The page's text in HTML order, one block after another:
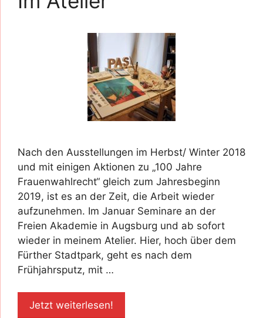
Nach den Ausstellungen im Herbst/ Winter 2018
und mit einigen Aktionen zu „100 Jahre
Frauenwahlrecht“ gleich zum Jahresbeginn
2019, ist es an der Zeit, die Arbeit wieder
aufzunehmen. Im Januar Seminare an der
Freien Akademie in Augsburg und ab sofort
wieder in meinem Atelier. Hier, hoch über dem
Fürther Stadtpark, geht es nach dem
Frühjahrsputz, mit …
Jetzt weiterlesen!